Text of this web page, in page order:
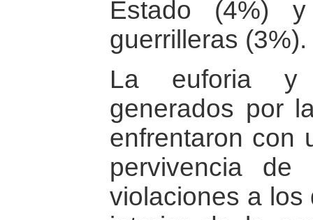
Estado (4%) y
guerrilleras (3%).
La euforia y
generados por
enfrentaron con
pervivencia
violaciones a los